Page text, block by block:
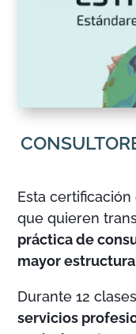
Esta
que quieren
práctica de
mayor
Durante 12
servicios